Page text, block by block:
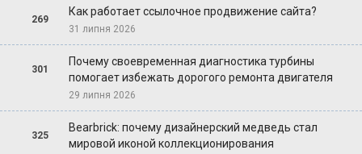
269
Как работает ссылочное продвижение сайта?
31 липня 2026
301
Почему своевременная диагностика турбины
помогает избежать дорогого ремонта двигателя
29 липня 2026
325
Bearbrick: почему дизайнерский медведь стал
мировой иконой коллекционирования